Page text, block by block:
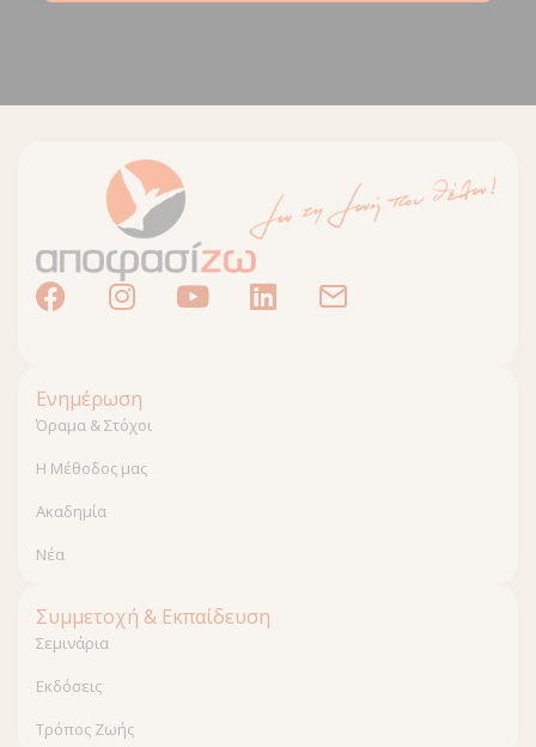
Ενημέρωση
Όραμα & Στόχοι
Η Μέθοδος μας
Ακαδημία
Νέα
Συμμετοχή & Εκπαίδευση
Σεμινάρια
Εκδόσεις
Τρόπος Ζωής